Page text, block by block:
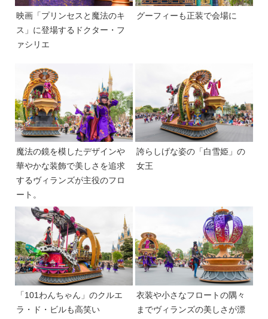
映画「プリンセスと魔法のキ
ス」に登場するドクター・フ
ァシリエ
グーフィーも正装で会場に
魔法の鏡を模したデザインや
華やかな装飾で美しさを追求
するヴィランズが主役のフロ
ート。
誇らしげな姿の「白雪姫」の
女王
「101わんちゃん」のクルエ
ラ・ド・ビルも高笑い
衣装や小さなフロートの隅々
までヴィランズの美しさが漂